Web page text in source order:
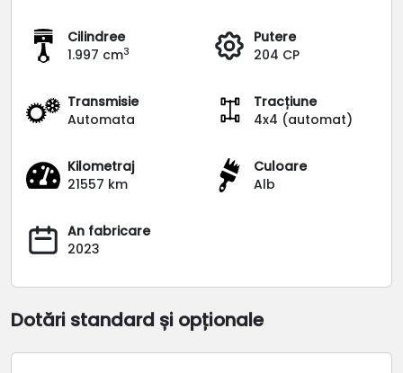
Cilindree
1.997 cm3
Putere
204 CP
Transmisie
Automata
Tracțiune
4x4 (automat)
Kilometraj
21557 km
Culoare
Alb
An fabricare
2023
Dotări standard și opționale